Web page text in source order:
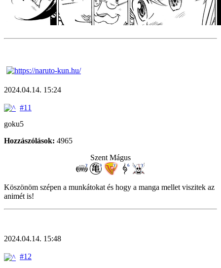
2024.04.14. 15:24
#11
goku5
Hozzászólások: 4965
Szent Mágus
Köszönöm szépen a munkátokat és hogy a manga mellet viszitek az
animét is!
2024.04.14. 15:48
#12